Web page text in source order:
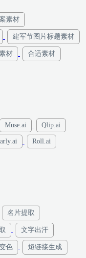
素材
建军节图片标题素材
材 合适素材
Muse.ai Qlip.ai
Roll.ai
名片提取
文字出汗
色 短链接生成